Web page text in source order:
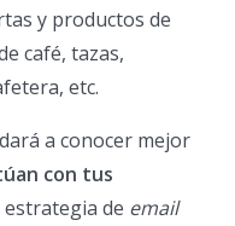
y productos de
café, tazas,
etc.
a conocer mejor
con tus
de email